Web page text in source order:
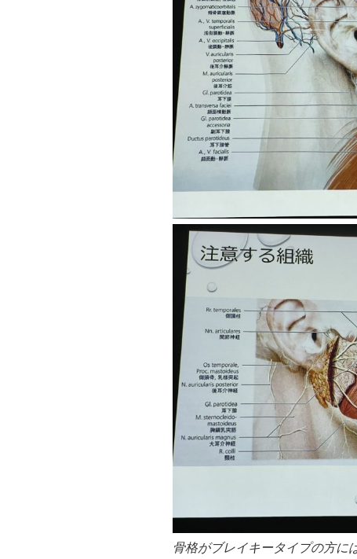
骨格がブレイキータイプの方に